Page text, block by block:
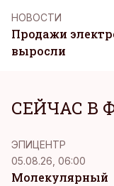
НОВОСТИ
Продажи
выросли
СЕЙЧАС В
ЭПИЦЕНТР
05.08.26, 06:00
Молекулярный